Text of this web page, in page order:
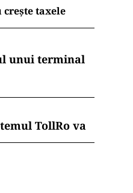
taxele
unui terminal
TollRo va